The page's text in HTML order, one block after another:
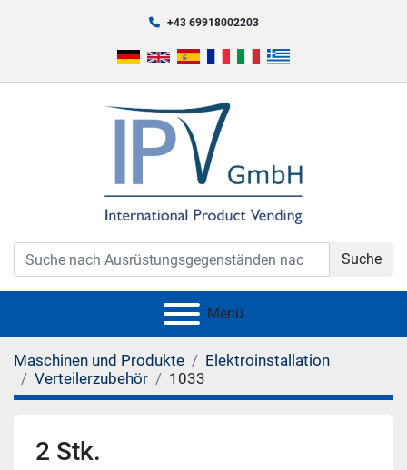
+43 69918002203
Suche
Menü
Maschinen und Produkte
Elektroinstallation
Verteilerzubehör
1033
2 Stk.